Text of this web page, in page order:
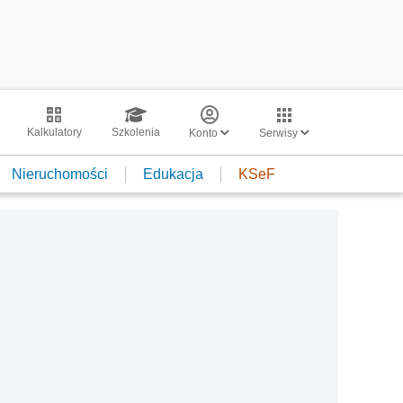
Kalkulatory Szkolenia Konto Serwisy
Nieruchomości Edukacja KSeF